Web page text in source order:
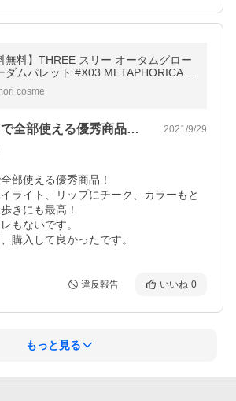
無料】THREE スリー オータムグロー
ダムパレット #X03 METAPHORICAL
クリスマスコフレ
cosme
１つのパレットで全部使える優秀商品！ア… 2021/9/29
部使える優秀商品！
ライト、リップにチーク、カラーもと
きにも最高！
もないです。
購入して良かったです。
違反報告 いいね 0
もっと見る